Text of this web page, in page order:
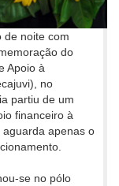
de noite com
do
Apoio à
no
partiu de um
financeiro à
apenas o
se no pólo